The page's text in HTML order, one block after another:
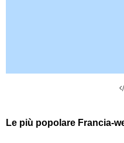
Le più popolare Francia-